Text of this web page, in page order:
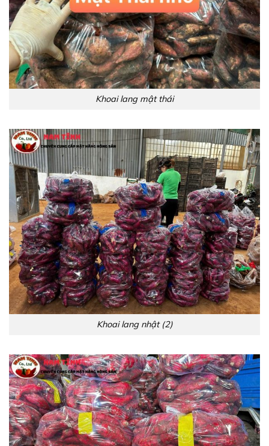
Khoai lang mật thái
Khoai lang nhật (2)